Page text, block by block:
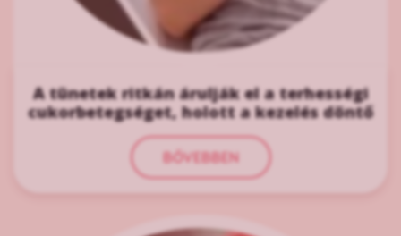
A tünetek ritkán árulják el a terhességi
cukorbetegséget, holott a kezelés döntő
BŐVEBBEN